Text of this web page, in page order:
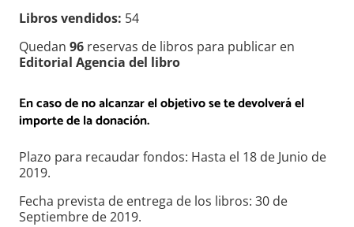
Libros vendidos: 54
Quedan 96 reservas de libros para publicar en
Editorial Agencia del libro
En caso de no alcanzar el objetivo se te devolverá el
importe de la donación.
Plazo para recaudar fondos: Hasta el 18 de Junio de
2019.
Fecha prevista de entrega de los libros: 30 de
Septiembre de 2019.